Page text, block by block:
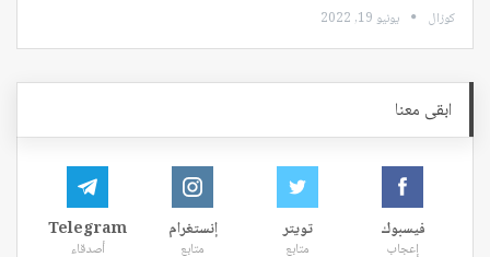
كوزال يونيو 19, 2022
ابقى معنا
فيسبوك
إعجاب
تويتر
متابع
إنستغرام
متابع
Telegram
أصدقاء